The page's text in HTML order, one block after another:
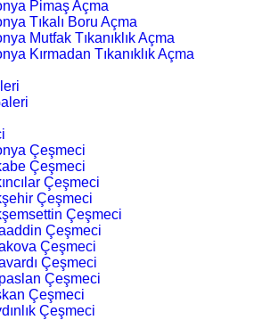
Pimaş Açma
Tıkalı Boru Açma
Mutfak Tıkanıklık Açma
Kırmadan Tıkanıklık Açma
Çeşmeci
Çeşmeci
Çeşmeci
Çeşmeci
Çeşmeci
Çeşmeci
Çeşmeci
Çeşmeci
Çeşmeci
Çeşmeci
Çeşmeci